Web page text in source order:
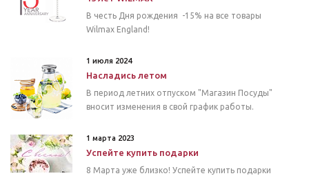
В честь Дня рождения -15% на все товары
Wilmax England!
1 июля 2024
Насладись летом
В период летних отпуском "Магазин Посуды"
вносит изменения в свой график работы.
1 марта 2023
Успейте купить подарки
8 Марта уже близко! Успейте купить подарки